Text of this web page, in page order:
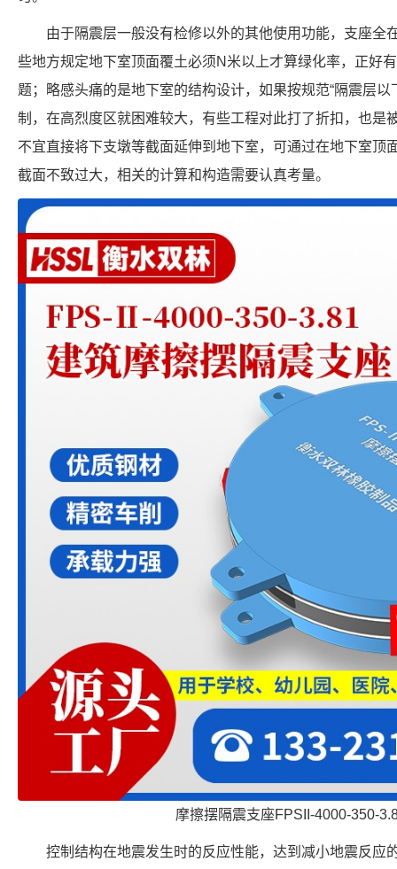
由于隔震层一般没有检修以外的其他使用功能，支座全
些地方规定地下室顶面覆土必须N米以上才算绿化率，正好
题；略感头痛的是地下室的结构设计，如果按规范“隔震层
制，在高烈度区就困难较大，有些工程对此打了折扣，也是
不宜直接将下支墩等截面延伸到地下室，可通过在地下室顶
截面不致过大，相关的计算和构造需要认真考量。
摩擦摆隔震支座FPSII-4000-350-
控制结构在地震发生时的反应性能，达到减小地震反应